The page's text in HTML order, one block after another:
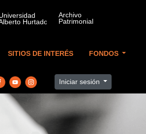
SITIOS DE INTERÉS FONDOS
Iniciar sesión